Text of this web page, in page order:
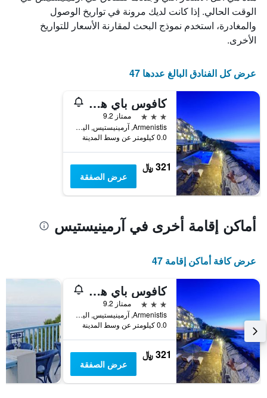
الذي
يعرض
أيام
الأسبوع.
التالي
1
الذي
يعرض
متوسط
سعر
غرفة
الوقت الحالي. إذا كانت لديك مرونة في تواريخ الوصول
والمغادرة، استخدم نموذج البحث لمقارنة الأسعار للتواريخ
الأخرى.
عرض كل الفنادق البالغ عددها 47
كافوس باي هوتل آند ستديوز
3 نجوم
ممتاز 9.2
Armenistis, آرمينيستيس, اليونان
0.0 كيلومتر عن وسط المدينة
321 ﷼
عرض الصفقة
أماكن إقامة أخرى في آرمينيستيس
عرض كافة أماكن إقامة 47
كافوس باي هوتل آند ستديوز
3 نجوم
ممتاز 9.2
Armenistis, آرمينيستيس, اليونان
0.0 كيلومتر عن وسط المدينة
321 ﷼
عرض الصفقة